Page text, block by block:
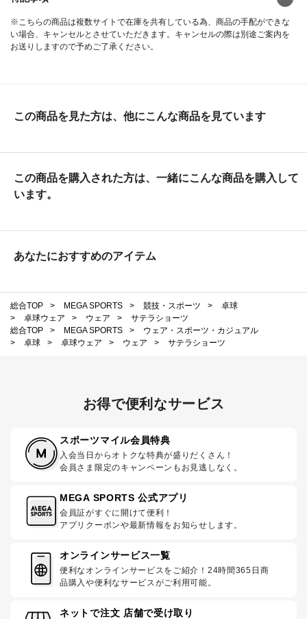
※こちらの商品は複数サイトで在庫を共有している為、商品の手配ができな
い場合、キャンセルとさせていただきます。キャンセルの際は別途ご案内を
お送りしますので予めご了承ください。
この商品を見た方は、他にこんな商品を見ています
この商品を購入された方は、一緒にこんな商品を購入して
います。
あなたにおすすめのアイテム
総合TOP > MEGA SPORTS > 競技・スポーツ >
卓球
>
卓球ウェア > ウェア >
サテラショーツ
総合TOP
> MEGA SPORTS >
ウェア・スポーツ・カジュアル
>
卓球 > 卓球ウェア > ウェア > サテラショーツ
お得で便利なサービス
スポーツマイル会員特典
入会当日からオトクな特典が盛りだくさん！
会員さま限定のキャンペーンもお見逃しなく。
MEGA SPORTS 公式アプリ
会員証がすぐに開けて便利！
アプリクーポンや最新情報をお知らせします。
オンラインサービス一覧
便利なオンラインサービスをご紹介！24時間365日商
品購入や便利なサービスがご利用可能。
ネットで注文 店舗で受け取り